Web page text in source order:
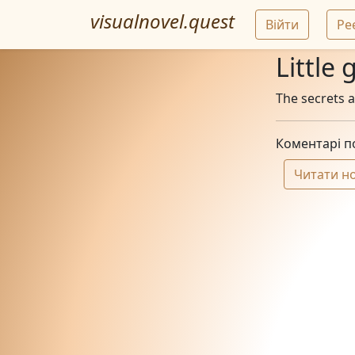
visualnovel.quest Війти
Little
The secrets
Коментарі
Читати